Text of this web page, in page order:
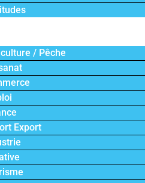
/ Pêche
Export